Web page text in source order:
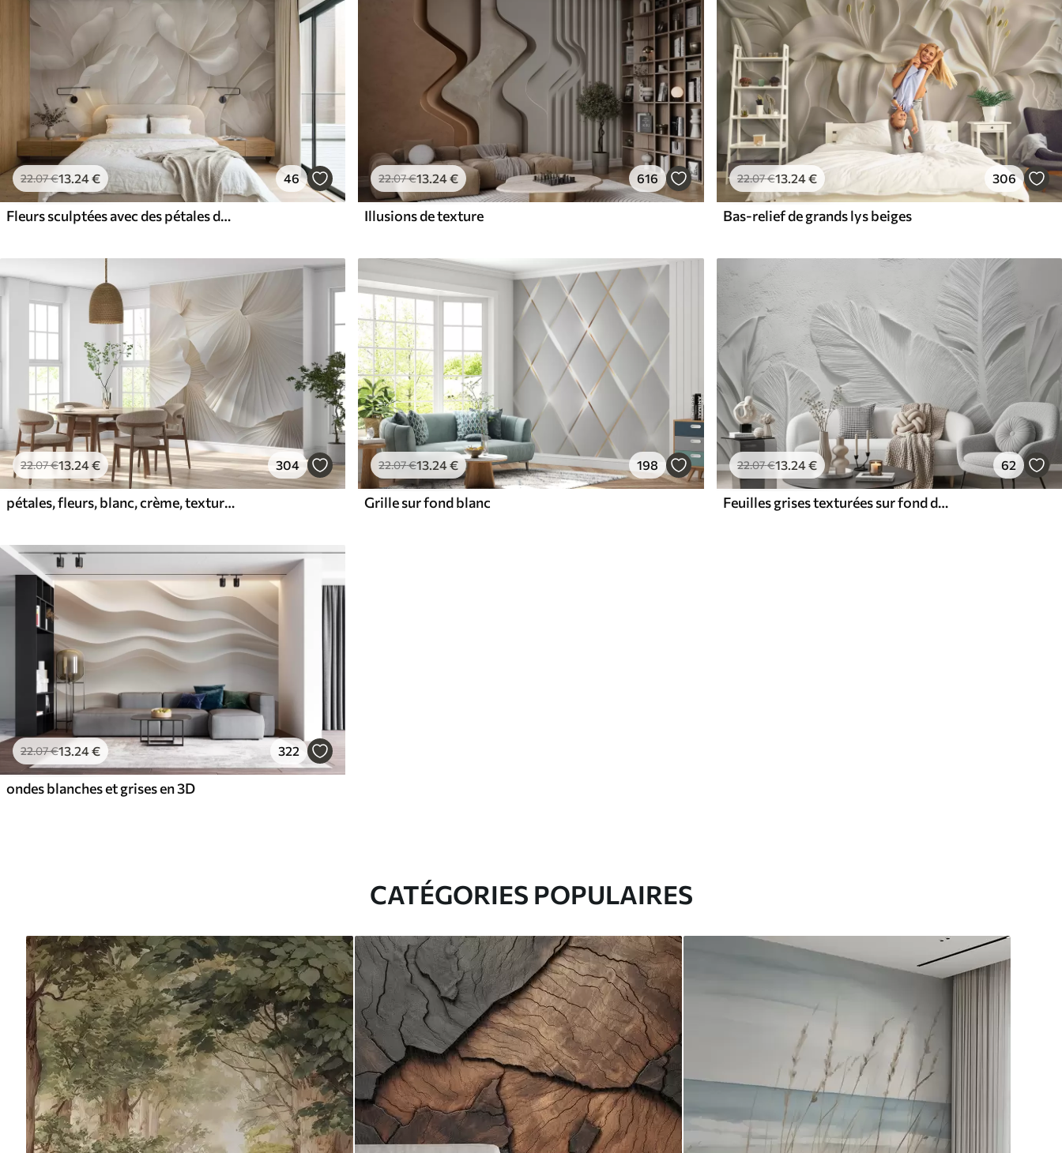
22.07€13.24€ 46
Fleurs sculptées avec des pétales doux
22.07€13.24€ 616
Illusions de texture
22.07€13.24€ 306
Bas-relief de grands lys beiges
22.07€13 .24€ 304
pétales, fleurs, blanc, crème, texture, tendresse, décoratif
22.07€13 .24€ 198
Grille sur fond blanc
22.07€13.24€ 62
Feuilles grises texturées sur fond de faux plâtre en relief
22.07€13.24€ 322
ondes blanches et grises en 3D
CATÉGORIES POPULAIRES